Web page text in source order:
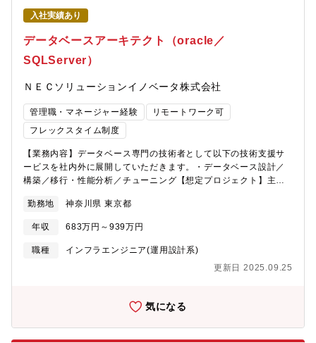
パス】ご経験にもよりますが、ご入社後は中規模案件にてNEC製
く想定です。社員一人一人の成長を大切にし、手厚くフォローし
ていくチーム力が当統括部にはございますので、着実なキャリア
アップが可能な環境です。【参考／社員インタビュー】社会のイ
ンフラを支え、社会の未来を創る医療・ヘルスケア事業
solutioninnovators.co.jp/career/voice/crosstalk/detail06.html
日本初の医事システムを開発、以来50年以上に渡り日本の医療を
支えてきました。今では大学病院を始めとした全国300以上の中・
大規模急性期病院様向けにシステム提供をしています。中には
1000床以上の大型案件にも対応。顧客課題を熟知し、システムの
安定稼働を実現できる当社ならではの案件と考えます。・NECと
いです。・当社の今後の医療分野では「予防医療」に関わるヘル
スケア事業を推進しており更なる社会課題解決に挑戦していま
す。【配属予定部署】パブリック事業ライン医療ヘルスケア・ス
マートシティ事業部門医療SIソリューション統括部【配属事業部
の紹介】医療SIソリューション統括部において、西日本の医療機
関のお客様へ病院情報システムの構築・保守プロジェクトを遂行
するグループです。配属部署によりますが１部署２０&#12316;５
０名（プロジェクトマネージャー２５&#12316;３０％、リーダ３
療のDX化加速による事業拡大に伴い、次世代の医療情報システム
のサポート体制強化が急務となり、外部からの要員増強が必要で
【開発環境】（言語）・VB.net/C#（環境）・Windows・
Oracle・SQLServer・Azure・AWS【情報共有のツール】
ています。それに加えてDX技術の進歩により医療の高度化が急速
に進んできており、NECグループのSIベンダーであるからこそ、
全国の医療機関の様々なICTによる医療機関のデジタルホスピタル
入社実績あり
データベースアーキテクト（oracle／
SQLServer）
ＮＥＣソリューションイノベータ株式会社
管理職・マネージャー経験
リモートワーク可
フレックスタイム制度
【業務内容】データベース専門の技術者として以下の技術支援サ
ービスを社内外に展開していただきます。・データベース設計／
構築／移行・性能分析／チューニング【想定プロジェクト】主要
フラチームのデータベース担当者（3～5名体制）として参加。設
計／構築フェーズ（2～3か月）・パラメータ設計・データベース
構築試験／運用フェーズ（1か月～）・性能監視、チューニング作
業・トラブルシューティング【配属予定部門】テクノロジーサー
【配属予定部門の紹介】データベース、データマネジメントのプ
Server、データマネジメントの技術者が多数在籍しています。3～
10名でチームを組んで案件対応していただきます。【採用背景】
私たちは20年以上にわたりデータベースの技術センターを運営し
ています。データベースの専門知識・専門技術をもとにお客様シ
勤務地 神奈川県 東京都
年収 683万円～939万円
職種
インフラエンジニア(運用設計系)
更新日 2025.09.25
気になる